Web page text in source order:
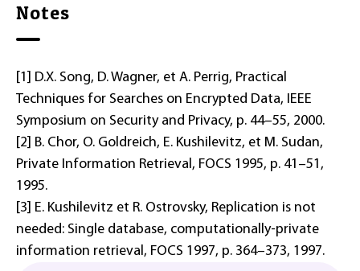
Notes
[1] D.X. Song, D. Wagner, et A. Perrig, Practical
Techniques for Searches on Encrypted Data, IEEE
Symposium on Security and Privacy, p. 44–55, 2000.
[2] B. Chor, O. Goldreich, E. Kushilevitz, et M. Sudan,
Private Information Retrieval, FOCS 1995, p. 41–51,
1995.
[3] E. Kushilevitz et R. Ostrovsky, Replication is not
needed: Single database, computationally-private
information retrieval, FOCS 1997, p. 364–373, 1997.